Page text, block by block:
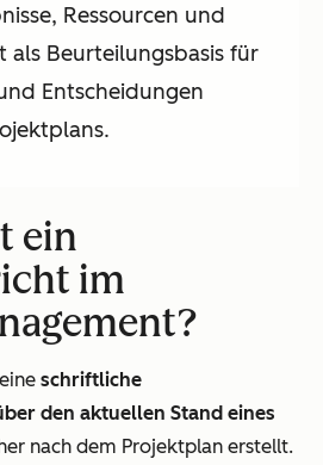
Ressourcen und
als Beurteilungsbasis für
Entscheidungen
ein
im
schriftliche
den aktuellen Stand eines
nach dem Projektplan erstellt.